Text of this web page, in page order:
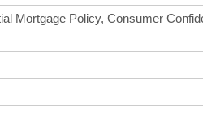
Mortgage Policy, Consumer